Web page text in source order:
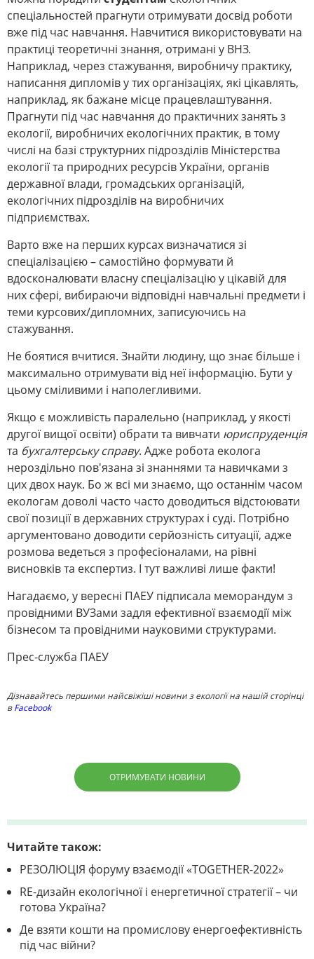
спеціальностей прагнути отримувати досвід роботи
вже під час навчання. Навчитися використовувати на
практиці теоретичні знання, отримані у ВНЗ.
Наприклад, через стажування, виробничу практику,
написання дипломів у тих організаціях, які цікавлять,
наприклад, як бажане місце працевлаштування.
Прагнути під час навчання до практичних занять з
екології, виробничих екологічних практик, в тому
числі на базі структурних підрозділів Міністерства
екології та природних ресурсів України, органів
державної влади, громадських організацій,
екологічних підрозділів на виробничих
підприємствах.
Варто вже на перших курсах визначатися зі
спеціалізацією – самостійно формувати й
вдосконалювати власну спеціалізацію у цікавій для
них сфері, вибираючи відповідні навчальні предмети і
теми курсових/дипломних, записуючись на
стажування.
Не боятися вчитися. Знайти людину, що знає більше і
максимально отримувати від неї інформацію. Бути у
цьому сміливими і наполегливими.
Якщо є можливість паралельно (наприклад, у якості
другої вищої освіти) обрати та вивчати юриспруденція
та бухгалтерську справу. Адже робота еколога
нероздільно пов'язана зі знаннями та навичками з
цих двох наук. Бо ж всі ми знаємо, що останнім часом
екологам доволі часто часто доводиться відстоювати
свої позиції в державних структурах і суді. Потрібно
аргументовано доводити серйозність ситуації, адже
розмова ведеться з професіоналами, на рівні
висновків та експертиз. І тут важливі лише факти!
Нагадаємо, у вересні ПАЕУ підписала меморандум з
провідними ВУЗами задля ефективної взаємодії між
бізнесом та провідними науковими структурами.
Прес-служба ПАЕУ
Дізнавайтесь першими найсвіжіші новини з екології на нашій сторінці
вFacebook
ОТРИМУВАТИ НОВИНИ
Читайте також:
РЕЗОЛЮЦІЯ форуму взаємодії «TOGETHER-2022»
RE-дизайн екологічної і енергетичної стратегії – чи
готова Україна?
Де взяти кошти на промислову енергоефективність
під час війни?